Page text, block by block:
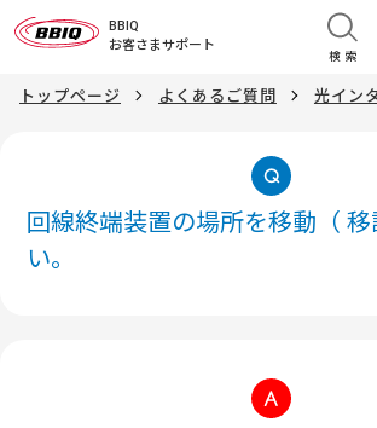
BBIQ
お客さまサポート
検索
トップページ よくあるご質問 光イン
回線終端装置の場所を移動（
い。